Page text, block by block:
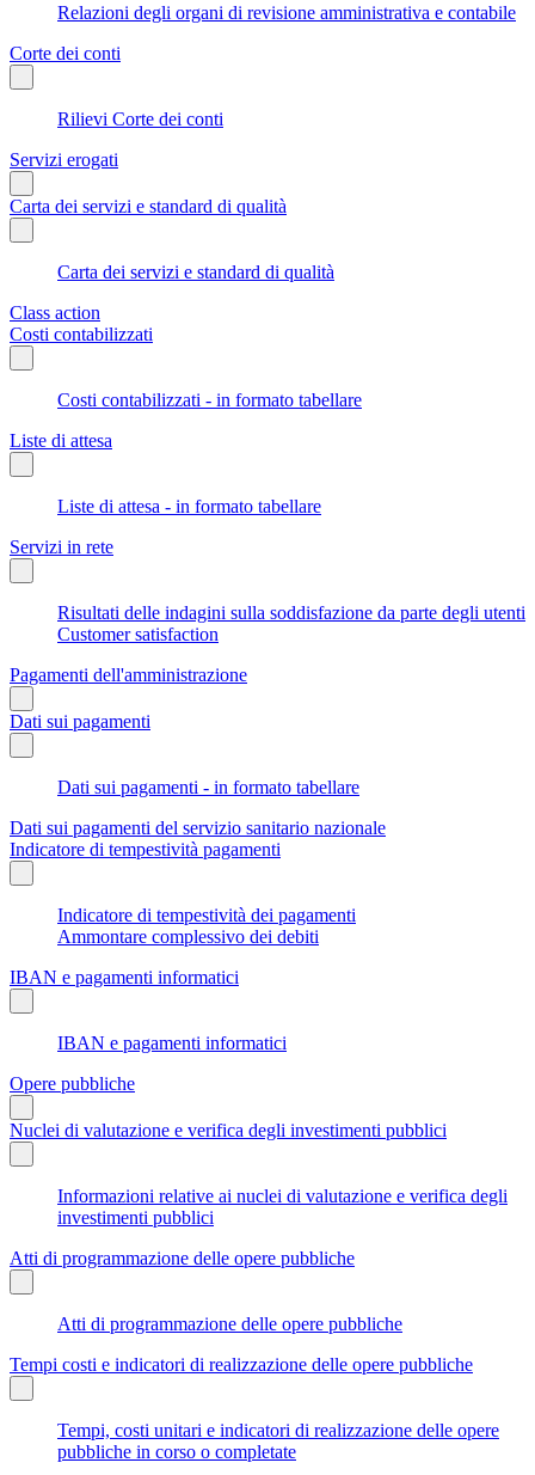
Relazioni degli organi di revisione amministrativa e contabile
Corte dei conti
Rilievi Corte dei conti
Servizi erogati
Carta dei servizi e standard di qualità
Carta dei servizi e standard di qualità
Class action
Costi contabilizzati
Costi contabilizzati - in formato tabellare
Liste di attesa
Liste di attesa - in formato tabellare
Servizi in rete
Risultati delle indagini sulla soddisfazione da parte degli utenti
Customer satisfaction
Pagamenti dell'amministrazione
Dati sui pagamenti
Dati sui pagamenti - in formato tabellare
Dati sui pagamenti del servizio sanitario nazionale
Indicatore di tempestività pagamenti
Indicatore di tempestività dei pagamenti
Ammontare complessivo dei debiti
IBAN e pagamenti informatici
IBAN e pagamenti informatici
Opere pubbliche
Nuclei di valutazione e verifica degli investimenti pubblici
Informazioni relative ai nuclei di valutazione e verifica degli
investimenti pubblici
Atti di programmazione delle opere pubbliche
Atti di programmazione delle opere pubbliche
Tempi costi e indicatori di realizzazione delle opere pubbliche
Tempi, costi unitari e indicatori di realizzazione delle opere
pubbliche in corso o completate